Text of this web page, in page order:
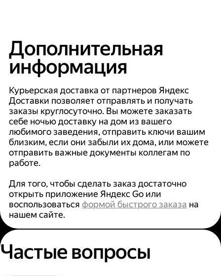
Дополнительная
информация
Курьерская доставка от партнеров Яндекс
Доставки позволяет отправлять и получать
заказы круглосуточно. Вы можете заказать
себе ночью доставку на дом из вашего
любимого заведения, отправить ключи вашим
близким, если они забыли их дома, или можете
отправить важные документы коллегам по
работе.
Для того, чтобы сделать заказ достаточно
открыть приложение Яндекс Go или
воспользоватьсяформой быстрого заказа на
нашем сайте.
Частые вопросы